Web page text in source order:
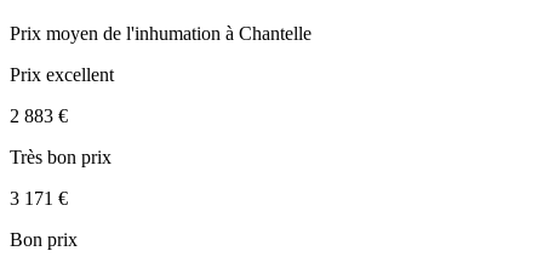
Prix moyen de l'inhumation à Chantelle
Prix excellent
2 883 €
Très bon prix
3 171 €
Bon prix